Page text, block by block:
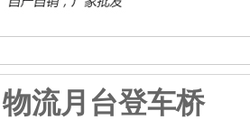
物流月台登车桥